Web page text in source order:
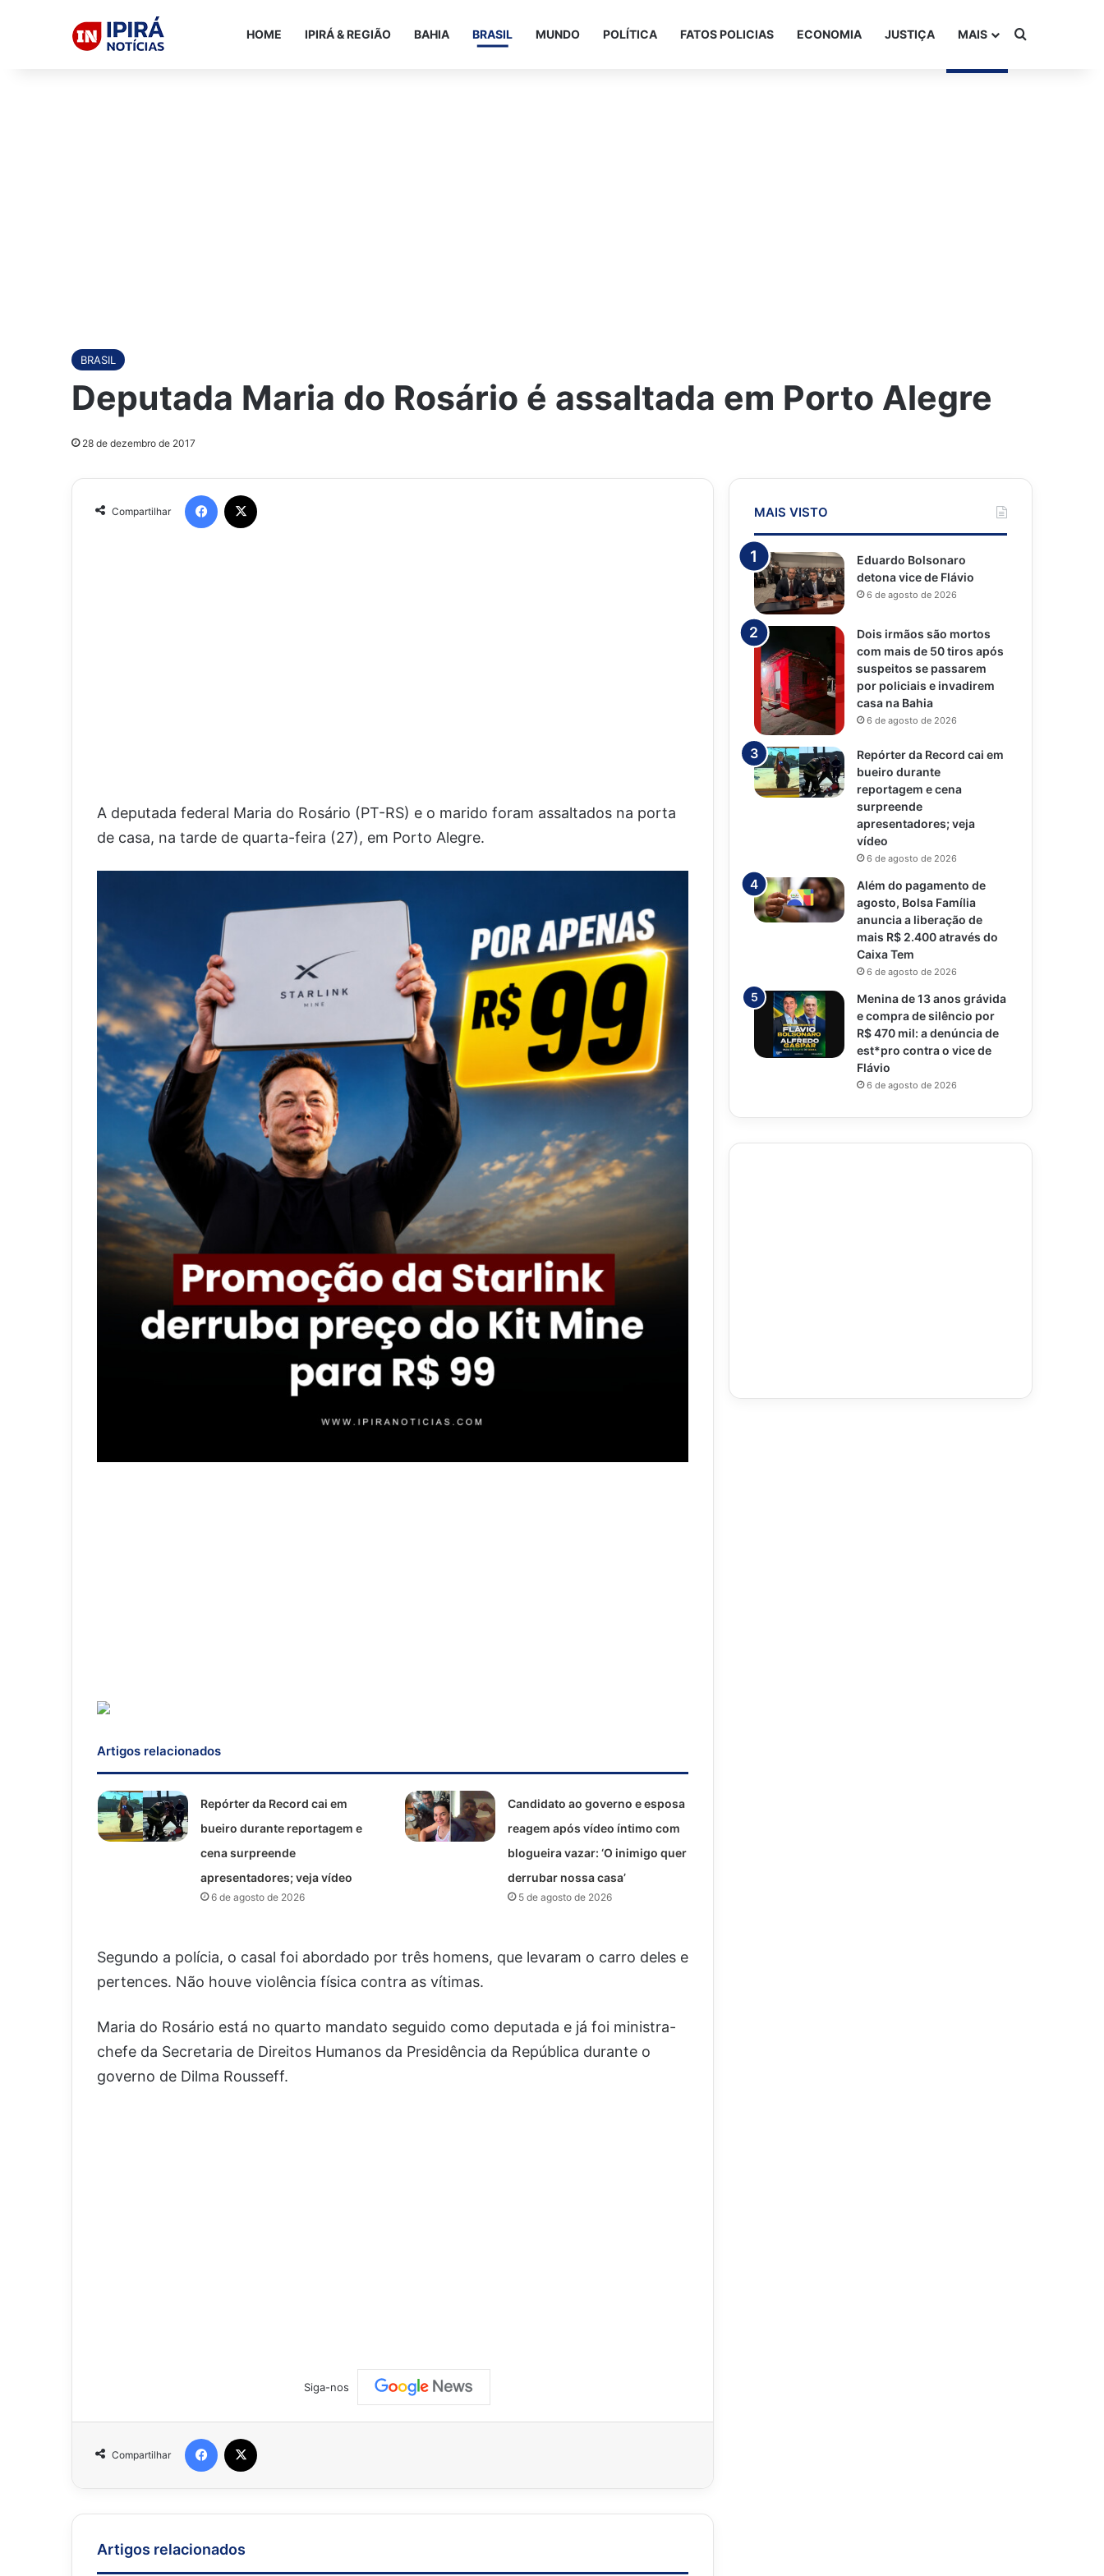
HOME IPIRÁ & REGIÃO BAHIA BRASIL MUNDO POLÍTICA FATOS POLICIAS ECONOMIA JUSTIÇA MAIS Procurar
BRASIL
Deputada Maria do Rosário é assaltada em Porto Alegre
28 de dezembro de 2017
Compartilhar
A deputada federal Maria do Rosário (PT-RS) e o marido foram assaltados na porta
de casa, na tarde de quarta-feira (27), em Porto Alegre.
Artigos relacionados
Repórter da Record cai em
bueiro durante reportagem e
cena surpreende
apresentadores; veja vídeo
6 de agosto de 2026
Candidato ao governo e esposa
reagem após vídeo íntimo com
blogueira vazar: ‘O inimigo quer
derrubar nossa casa’
5 de agosto de 2026
Segundo a polícia, o casal foi abordado por três homens, que levaram o carro deles e
pertences. Não houve violência física contra as vítimas.
Maria do Rosário está no quarto mandato seguido como deputada e já foi ministra-
chefe da Secretaria de Direitos Humanos da Presidência da República durante o
governo de Dilma Rousseff.
Siga-nos
Compartilhar
Artigos relacionados
MAIS VISTO
Eduardo Bolsonaro
detona vice de Flávio
6 de agosto de 2026
Dois irmãos são mortos
com mais de 50 tiros após
suspeitos se passarem
por policiais e invadirem
casa na Bahia
6 de agosto de 2026
Repórter da Record cai em
bueiro durante
reportagem e cena
surpreende
apresentadores; veja
vídeo
6 de agosto de 2026
Além do pagamento de
agosto, Bolsa Família
anuncia a liberação de
mais R$ 2.400 através do
Caixa Tem
6 de agosto de 2026
Menina de 13 anos grávida
e compra de silêncio por
R$ 470 mil: a denúncia de
est*pro contra o vice de
Flávio
6 de agosto de 2026